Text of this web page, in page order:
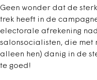
Geen wonder dat de
trek heeft in de
electorale afrekening
salonsocialisten, die met
alleen hen) danig in de
te goed!